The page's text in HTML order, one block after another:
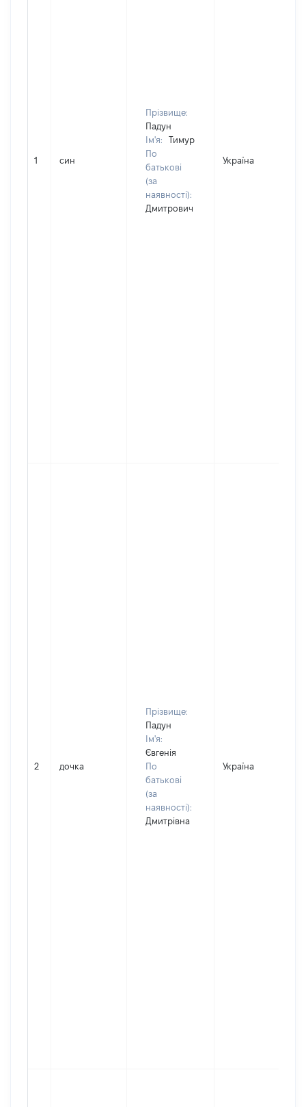
1 син
Прізвище:
Падун
Ім'я:
Тимур
По
батькові
(за
наявності):
Дмитрович
Україна
2 дочка
Прізвище:
Падун
Ім'я:
Євгенія
По
батькові
(за
наявності):
Дмитрівна
Україна